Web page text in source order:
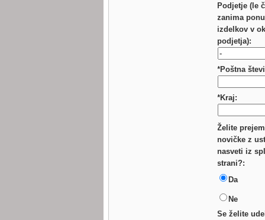
Podjetje (le
zanima
izdelkov v
podjetja):
*Poštna
*Kraj:
Želite
novičke z
nasveti iz
strani?:
Da
Ne
Se želite